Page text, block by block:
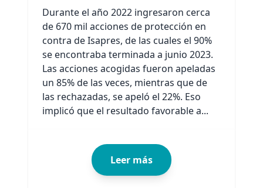
Durante el año 2022 ingresaron cerca
de 670 mil acciones de protección en
contra de Isapres, de las cuales el 90%
se encontraba terminada a junio 2023.
Las acciones acogidas fueron apeladas
un 85% de las veces, mientras que de
las rechazadas, se apeló el 22%. Eso
implicó que el resultado favorable a...
Leer más